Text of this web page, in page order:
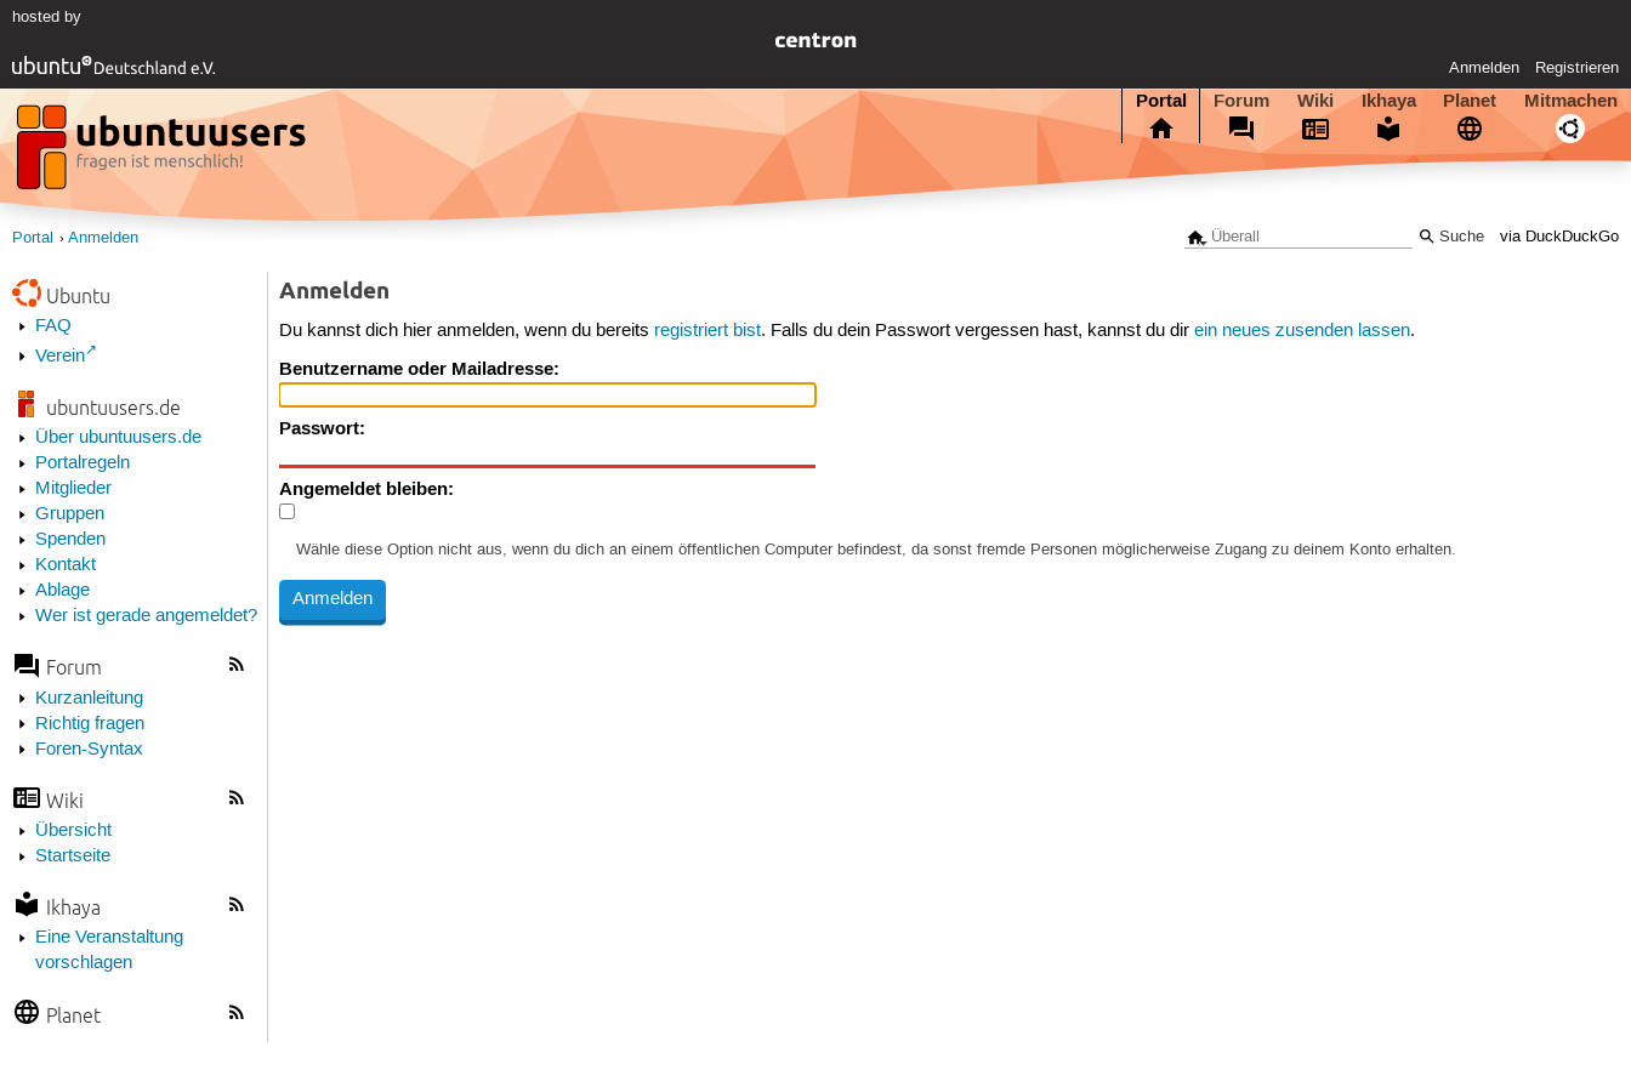
hosted by
Anmelden Registrieren
Portal Forum Wiki Ikhaya Planet Mitmachen
via DuckDuckGo
Portal Anmelden
Ubuntu
FAQ
Verein
ubuntuusers.de
Über ubuntuusers.de
Portalregeln
Mitglieder
Gruppen
Spenden
Kontakt
Ablage
Wer ist gerade angemeldet?
Forum
Kurzanleitung
Richtig fragen
Foren-Syntax
Wiki
Übersicht
Startseite
Ikhaya
Eine Veranstaltung
vorschlagen
Planet
Anmelden
Du kannst dich hier anmelden, wenn du bereits registriert bist. Falls du dein Passwort vergessen hast, kannst du direin neues zusenden lassen.
Benutzername oder Mailadresse:
Passwort:
Angemeldet bleiben:
Wähle diese Option nicht aus, wenn du dich an einem öffentlichen Computer befindest, da sonst fremde Personen möglicherweise Zugang zu deinem Konto erhalten.